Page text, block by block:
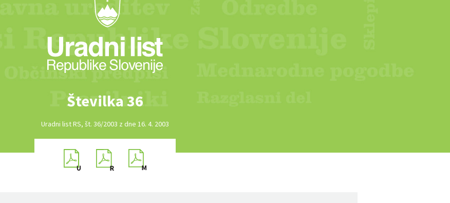
Številka 36
Uradni list RS, št. 36/2003 z dne 16. 4. 2003